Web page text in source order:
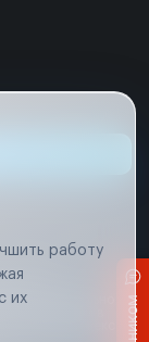
исключительно
кодекса
работу
их